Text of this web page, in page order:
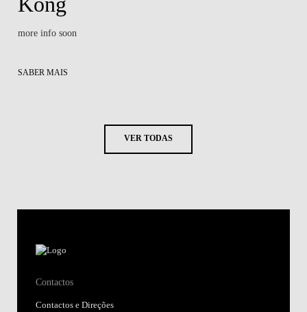
more info soon
SABER MAIS
VER TODAS
Contactos
Contactos e Direções